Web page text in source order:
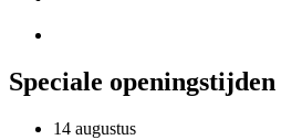
Speciale openingstijden
14 augustus